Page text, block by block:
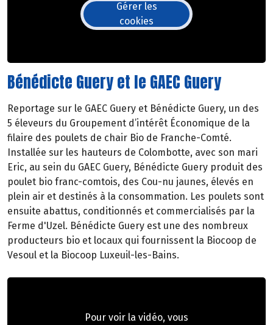
Gérer les
cookies
Bénédicte Guery et le GAEC Guery
Reportage sur le GAEC Guery et Bénédicte Guery, un des
5 éleveurs du Groupement d’intérêt Économique de la
filaire des poulets de chair Bio de Franche-Comté.
Installée sur les hauteurs de Colombotte, avec son mari
Eric, au sein du GAEC Guery, Bénédicte Guery produit des
poulet bio franc-comtois, des Cou-nu jaunes, élevés en
plein air et destinés à la consommation. Les poulets sont
ensuite abattus, conditionnés et commercialisés par la
Ferme d'Uzel. Bénédicte Guery est une des nombreux
producteurs bio et locaux qui fournissent la Biocoop de
Vesoul et la Biocoop Luxeuil-les-Bains.
Pour voir la vidéo, vous